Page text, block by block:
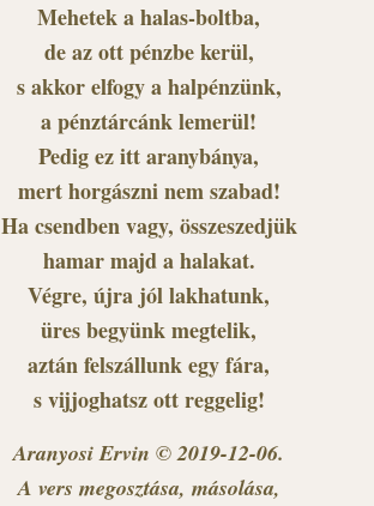
Mehetek a halas-boltba,
de az ott pénzbe kerül,
s akkor elfogy a halpénzünk,
a pénztárcánk lemerül!
Pedig ez itt aranybánya,
mert horgászni nem szabad!
Ha csendben vagy, összeszedjük
hamar majd a halakat.
Végre, újra jól lakhatunk,
üres begyünk megtelik,
aztán felszállunk egy fára,
s vijjoghatsz ott reggelig!
Aranyosi Ervin © 2019-12-06.
A vers megosztása, másolása,